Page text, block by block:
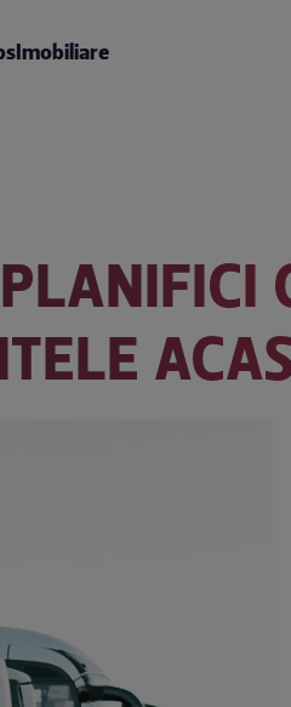
Imobiliare